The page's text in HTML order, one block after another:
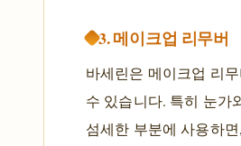
3. 메이크업 리무버
바세린은 메이크업 리
수 있습니다. 특히 눈가
섬세한 부분에 사용하